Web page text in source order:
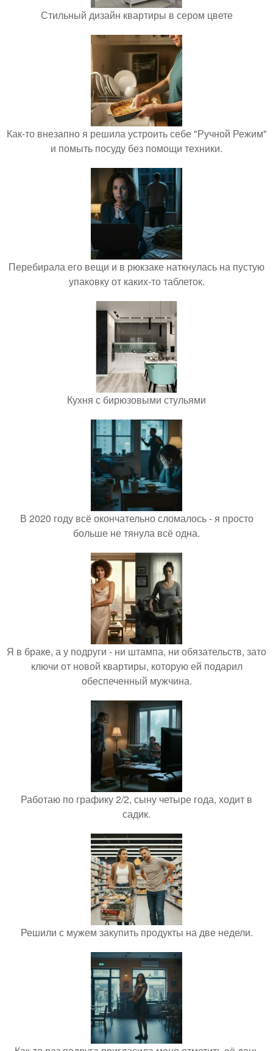
Стильный дизайн квартиры в сером цвете
Как-то внезапно я решила устроить себе "Ручной Режим"
и помыть посуду без помощи техники.
Перебирала его вещи и в рюкзаке наткнулась на пустую
упаковку от каких-то таблеток.
Кухня с бирюзовыми стульями
В 2020 году всё окончательно сломалось - я просто
больше не тянула всё одна.
Я в браке, а у подруги - ни штампа, ни обязательств, зато
ключи от новой квартиры, которую ей подарил
обеспеченный мужчина.
Работаю по графику 2/2, сыну четыре года, ходит в
садик.
Решили с мужем закупить продукты на две недели.